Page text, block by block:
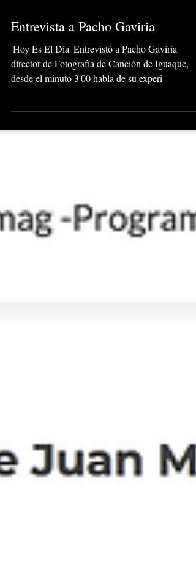
Entrevista a Pacho Gaviria
'Hoy Es El Día' Entrevistó a Pacho Gaviria
director de Fotografía de Canción de Iguaque,